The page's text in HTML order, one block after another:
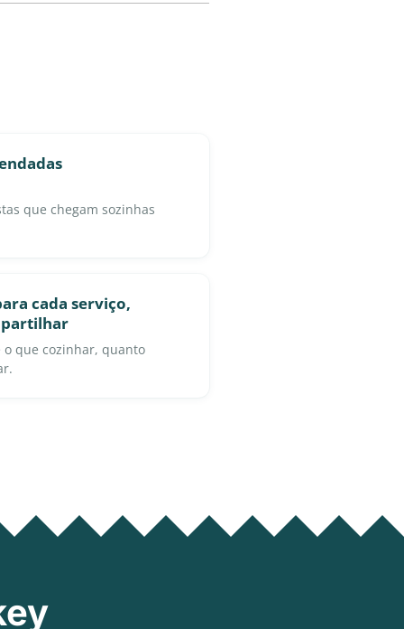
que chegam sozinhas
cada serviço,
o que cozinhar, quanto